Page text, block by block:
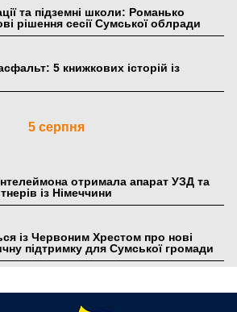
та підземні школи: Романько
рішення сесії Сумської облради
5 книжкових історій із
5 серпня
отримала апарат УЗД та
із Німеччини
із Червоним Хрестом про нові
підтримку для Сумської громади
згоріли. Як допомогти «Ранку»
відновитися